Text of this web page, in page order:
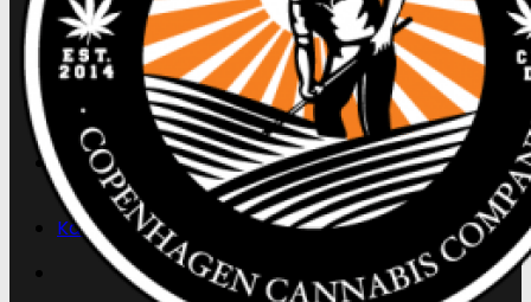
Tilbage til shoppen
efter:
Kasse +